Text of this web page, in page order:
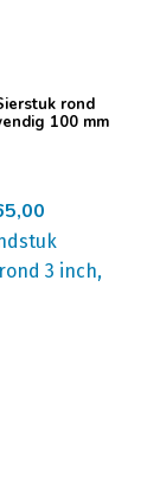
rond
100 mm